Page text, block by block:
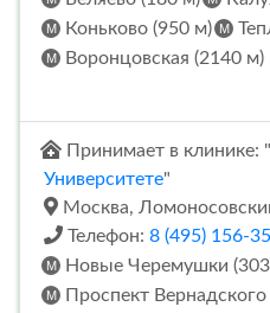
Коньково (950 м)
Воронцовская (2140 м)
Принимает в клинике: "
Университете"
Москва,
Телефон: 8 (495) 156-
Новые Черемушки
Проспект